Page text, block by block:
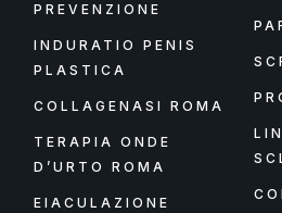
PREVENZIONE
INDURATIO PENIS
PLASTICA
COLLAGENASI ROMA
TERAPIA ONDE
D’URTO ROMA
EIACULAZIONE